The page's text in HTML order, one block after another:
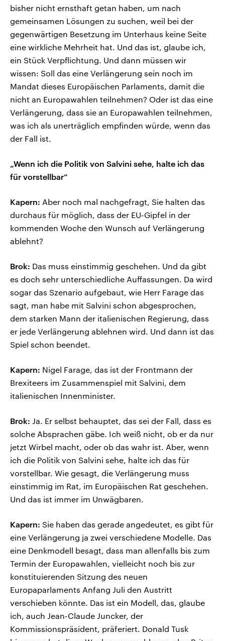
bisher nicht ernsthaft getan haben, um nach
gemeinsamen Lösungen zu suchen, weil bei der
gegenwärtigen Besetzung im Unterhaus keine Seite
eine wirkliche Mehrheit hat. Und das ist, glaube ich,
ein Stück Verpflichtung. Und dann müssen wir
wissen: Soll das eine Verlängerung sein noch im
Mandat dieses Europäischen Parlaments, damit die
nicht an Europawahlen teilnehmen? Oder ist das eine
Verlängerung, dass sie an Europawahlen teilnehmen,
was ich als unerträglich empfinden würde, wenn das
der Fall ist.
„Wenn ich die Politik von Salvini sehe, halte ich das
für vorstellbar“
Kapern: Aber noch mal nachgefragt, Sie halten das
durchaus für möglich, dass der EU-Gipfel in der
kommenden Woche den Wunsch auf Verlängerung
ablehnt?
Brok: Das muss einstimmig geschehen. Und da gibt
es doch sehr unterschiedliche Auffassungen. Da wird
sogar das Szenario aufgebaut, wie Herr Farage das
sagt, man habe mit Salvini schon abgesprochen,
dem starken Mann der italienischen Regierung, dass
er jede Verlängerung ablehnen wird. Und dann ist das
Spiel schon beendet.
Kapern: Nigel Farage, das ist der Frontmann der
Brexiteers im Zusammenspiel mit Salvini, dem
italienischen Innenminister.
Brok: Ja. Er selbst behauptet, das sei der Fall, dass es
solche Absprachen gäbe. Ich weiß nicht, ob er da nur
jetzt Wirbel macht, oder ob das wahr ist. Aber, wenn
ich die Politik von Salvini sehe, halte ich das für
vorstellbar. Wie gesagt, die Verlängerung muss
einstimmig im Rat, im Europäischen Rat geschehen.
Und das ist immer im Unwägbaren.
Kapern: Sie haben das gerade angedeutet, es gibt für
eine Verlängerung ja zwei verschiedene Modelle. Das
eine Denkmodell besagt, dass man allenfalls bis zum
Termin der Europawahlen, vielleicht noch bis zur
konstituierenden Sitzung des neuen
Europaparlaments Anfang Juli den Austritt
verschieben könnte. Das ist ein Modell, das, glaube
ich, auch Jean-Claude Juncker, der
Kommissionspräsident, präferiert. Donald Tusk